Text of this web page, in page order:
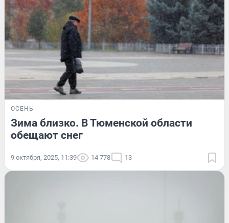
ОСЕНЬ
Зима близко. В Тюменской области
обещают снег
9 октября, 2025, 11:39 14 778 13